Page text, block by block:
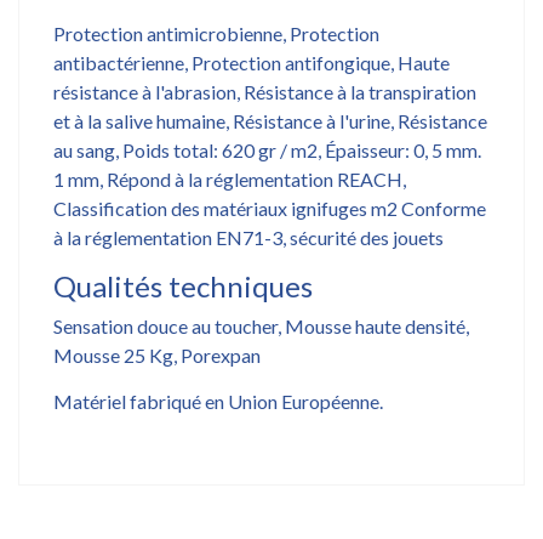
Protection antimicrobienne, Protection
antibactérienne, Protection antifongique, Haute
résistance à l'abrasion, Résistance à la transpiration
et à la salive humaine, Résistance à l'urine, Résistance
au sang, Poids total: 620 gr / m2, Épaisseur: 0, 5 mm.
1 mm, Répond à la réglementation REACH,
Classification des matériaux ignifuges m2 Conforme
à la réglementation EN71-3, sécurité des jouets
Qualités techniques
Sensation douce au toucher, Mousse haute densité,
Mousse 25 Kg, Porexpan
Matériel fabriqué en Union Européenne.